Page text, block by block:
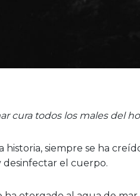
cura todos los males del
historia, siempre se ha
el cuerpo.